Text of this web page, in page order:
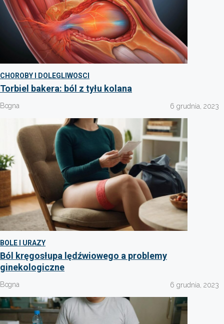
CHOROBY I DOLEGLIWOSCI
Torbiel bakera: ból z tyłu kolana
Bogna 6 grudnia, 2023
BOLE I URAZY
Ból kręgosłupa lędźwiowego a problemy
ginekologiczne
Bogna 6 grudnia, 2023